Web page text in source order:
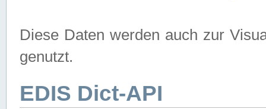
Diese Daten werden auch zur
genutzt.
EDIS Dict-API